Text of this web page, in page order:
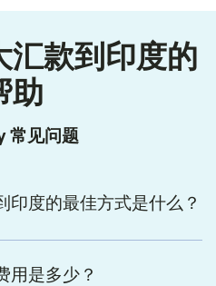
汇款到印度的
助
常见问题
印度的最佳方式是什么？
用是多少？